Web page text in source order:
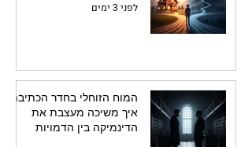
לפני 3 ימים
המוח הזוחלי בחדר הכתיבה:
איך משיכה מעצבת את
הדינמיקה בין הדמויות